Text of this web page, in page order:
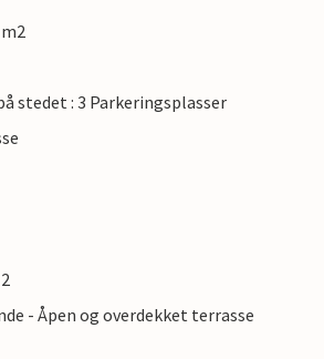
stedet : 3 Parkeringsplasser
- Åpen og overdekket terrasse